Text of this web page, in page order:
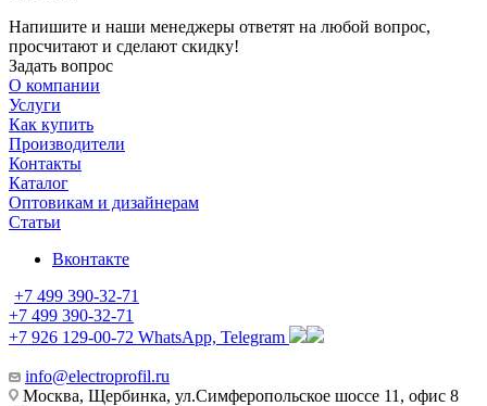
Напишите и наши менеджеры ответят на любой вопрос,
просчитают и сделают скидку!
Задать вопрос
О компании
Услуги
Как купить
Производители
Контакты
Каталог
Оптовикам и дизайнерам
Статьи
Вконтакте
+7 499 390-32-71
+7 499 390-32-71
+7 926 129-00-72 WhatsApp, Telegram
info@electroprofil.ru
Москва, Щербинка, ул.Симферопольское шоссе 11, офис 8